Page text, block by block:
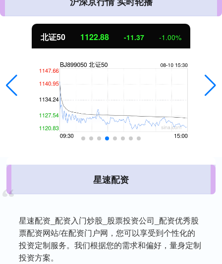
北证50 1122.88 -11.37 -1.00%
星速配资
星速配资_配资入门炒股_股票投资公司_配资优秀股
票配资网站/在配资门户网，您可以享受到个性化的
投资定制服务。我们根据您的需求和偏好，量身定制
投资方案。